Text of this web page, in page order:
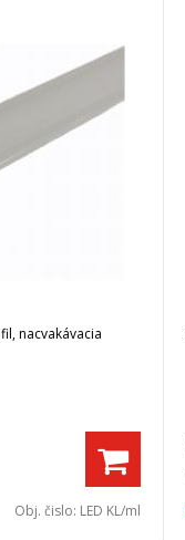
nacvakávacia
Obj. čislo: LED KL/ml